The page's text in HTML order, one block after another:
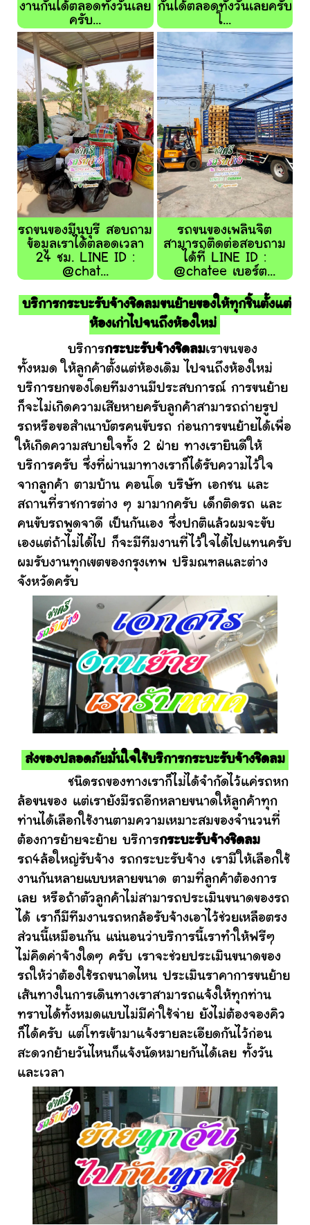
งานกันได้ตลอดทั้งวันเลย
ครับ...
กันได้ตลอดทั้งวันเลยครับ
โ...
รถขนของมีนุบุรี สอบถาม
ข้อมูลเราได้ตลอดเวลา
24 ชม. LINE ID :
@chat...
รถขนของเพลินจิต
สามารถติดต่อสอบถาม
ได้ที่ LINE ID :
@chatee เบอร์ต...
บริการกระบะรับจ้างชิดลมขนย้ายของให้ทุกชิ้นตั้งแต่
ห้องเก่าไปจนถึงห้องใหม่
บริการกระบะรับจ้างชิดลมเราขนของ
ทั้งหมด ให้ลูกค้าตั้งแต่ห้องเดิม ไปจนถึงห้องใหม่
บริการยกของโดยทีมงานมีประสบการณ์ การขนย้าย
ก็จะไม่เกิดความเสียหายครับลูกค้าสามารถถ่ายรูป
รถหรือขอสำเนาบัตรคนขับรถ ก่อนการขนย้ายได้เพื่อ
ให้เกิดความสบายใจทั้ง 2 ฝ่าย ทางเรายินดีให้
บริการครับ ซึ่งที่ผ่านมาทางเราก็ได้รับความไว้ใจ
จากลูกค้า ตามบ้าน คอนโด บริษัท เอกชน และ
สถานที่ราชการต่าง ๆ มามากครับ เด็กติดรถ และ
คนขับรถพูดจาดี เป็นกันเอง ซึ่งปกติแล้วผมจะขับ
เองแต่ถ้าไม่ได้ไป ก็จะมีทีมงานที่ไว้ใจได้ไปแทนครับ
ผมรับงานทุกเขตของกรุงเทพ ปริมณฑลและต่าง
จังหวัดครับ
ส่งของปลอดภัยมั่นใจใช้บริการกระบะรับจ้างชิดลม
ชนิดรถของทางเราก็ไม่ได้จำกัดไว้แค่รถหก
ล้อขนของ แต่เรายังมีรถอีกหลายขนาดให้ลูกค้าทุก
ท่านได้เลือกใช้งานตามความเหมาะสมของจำนวนที่
ต้องการย้ายจะย้าย บริการกระบะรับจ้างชิดลม
รถ4ล้อใหญ่รับจ้าง รถกระบะรับจ้าง เรามีให้เลือกใช้
งานกันหลายแบบหลายขนาด ตามที่ลูกค้าต้องการ
เลย หรือถ้าตัวลูกค้าไม่สามารถประเมินขนาดของรถ
ได้ เราก็มีทีมงานรถหกล้อรับจ้างเอาไว้ช่วยเหลือตรง
ส่วนนี้เหมือนกัน แน่นอนว่าบริการนี้เราทำให้ฟรีๆ
ไม่คิดค่าจ้างใดๆ ครับ เราจะช่วยประเมินขนาดของ
รถให้ว่าต้องใช้รถขนาดไหน ประเมินราคาการขนย้าย
เส้นทางในการเดินทางเราสามารถแจ้งให้ทุกท่าน
ทราบได้ทั้งหมดแบบไม่มีค่าใช้จ่าย ยังไม่ต้องจองคิว
ก็ได้ครับ แต่โทรเข้ามาแจ้งรายละเอียดกันไว้ก่อน
สะดวกย้ายวันไหนก็แจ้งนัดหมายกันได้เลย ทั้งวัน
และเวลา